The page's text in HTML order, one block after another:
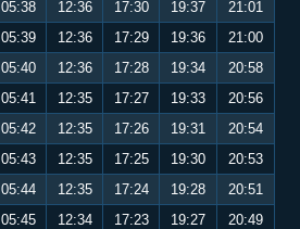
05:38 12:36 17:30 19:37
21:01
05:39 12:36 17:29 19:36
21:00
05:40 12:36 17:28 19:34
20:58
05:41 12:35 17:27 19:33
20:56
05:42 12:35 17:26 19:31
20:54
05:43 12:35 17:25 19:30
20:53
05:44 12:35 17:24 19:28
20:51
05:45 12:34 17:23 19:27
20:49